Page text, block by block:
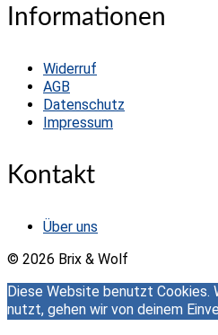
Informationen
Widerruf
AGB
Datenschutz
Impressum
Kontakt
Über uns
© 2026 Brix & Wolf
Diese Website benutzt Cookies.
nutzt, gehen wir von deinem